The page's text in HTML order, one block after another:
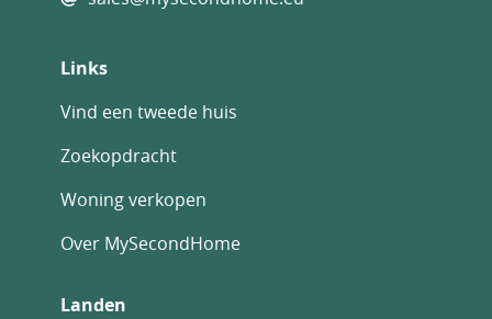
Links
Vind een tweede huis
Zoekopdracht
Woning verkopen
Over MySecondHome
Landen